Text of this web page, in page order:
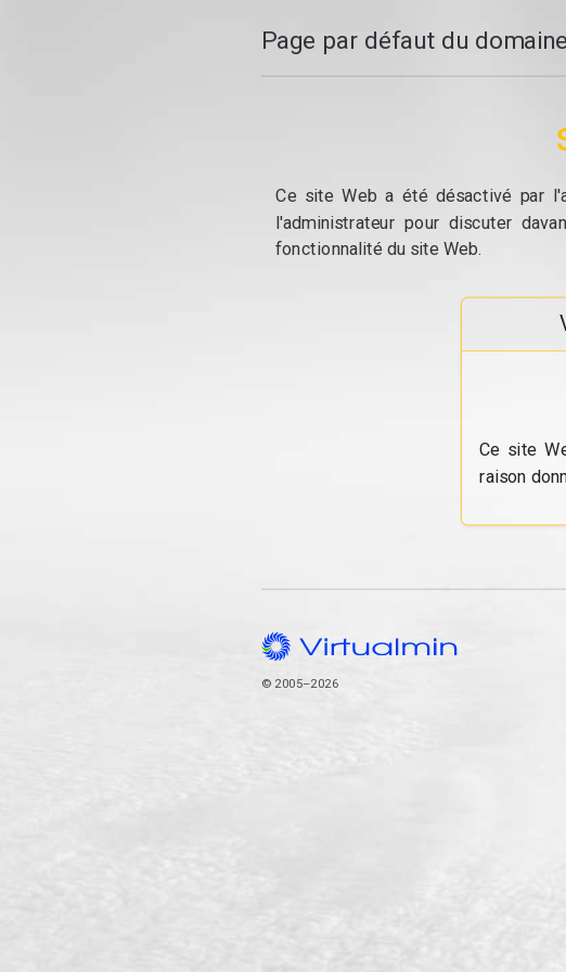
Page par défaut du domaine
Ce site Web a été désactivé par
l'administrateur pour discuter
fonctionnalité du site Web.
Ce site
raison
© 2005–2026